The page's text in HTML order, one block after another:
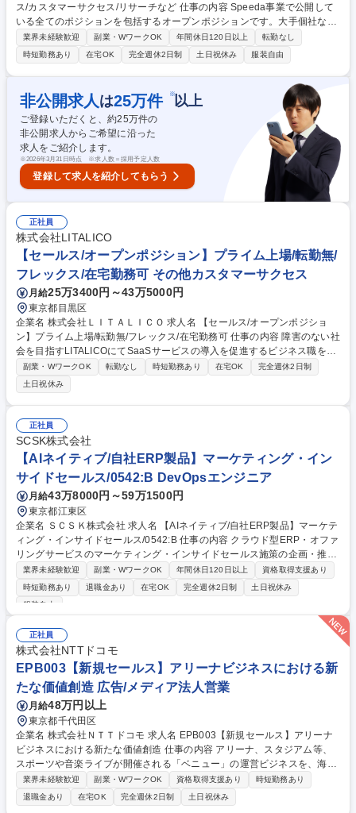
ス/カスタマーサクセス/リサーチなど 仕事の内容 Speeda事業で公開して
いる全てのポジションを包括するオープンポジションです。大手個社など
の顧客規模や業界に応じて担当Domainを決定しており、今までのご経験
に応じて最適なポジションをアサインいたします。 ※以下Domain/職種か
らマッチする求人をご提案させて頂きます。 【Domain】大企業アカウン
ト統括本部・セールス統括本部・カスタマーサクセス本部・インサイドセ
ールス本部・Expert Research本部・SaaS Marketing本部【職種につい
て】・アカウントエグゼクティブ・事業開発・フィールドセールス・イン
サイドセールス・カスタマーサクセス・マーケティング・コンサルタン
ト・リサーチ 募集職種 【SaaSオープンポジション】セールス/カスタマー
サクセス/リサーチなど
業界未経験歓迎 副業・WワークOK 年間休日120日以上
転勤なし
時短勤務あり
在宅OK 完全週休2日制 土日祝休み 服装自由
非公開求人 は25万件 ※以上
ご登録いただくと、約25万件の
非公開求人からご希望に沿った
求人をご紹介します。
※2026年3月31日時点 ※求人数＝採用予定人数
登録して求人を紹介してもらう
正社員
株式会社LITALICO
【セールス/オープンポジション】プライム上場/転勤無/
フレックス/在宅勤務可 その他カスタマーサクセス
月給25万3400円～43万5000円
東京都目黒区
企業名 株式会社ＬＩＴＡＬＩＣＯ 求人名 【セールス/オープンポジショ
ン】プライム上場/転勤無/フレックス/在宅勤務可 仕事の内容 障害のない社
会を目指すLITALICOにてSaaSサービスの導入を促進するビジネス職を募
集します。顧客開拓・顧客育成・活用支援のいずれかのポジションで社会
課題解決と事業成長に貢献していただきます。 福祉施設が抱える課題に対
し業界特化型のSaaS（クラウドで提供されるソフトウェア）を活用し、
業務効率化やサービス向上を支援■新規顧客への導入提案を行うフィール
ドセールス■見込み顧客の創出と育成を担うインサイドセールス■導入後の
定着・活用支援を行うカスタマーサクセスのいずれかに配属されます。困
難を抱える人と環境の両方にアプローチし、社会の障害をなくすプラット
フォーム事業のグロースに貢献頂きます。 募集職種 【セールス/オープン
ポジション】プライム上場/転勤無/フレックス/在宅勤務可
副業・WワークOK 転勤なし 時短勤務あり 在宅OK
完全週休2日制
土日祝休み
正社員
SCSK株式会社
【AIネイティブ/自社ERP製品】マーケティング・イン
サイドセールス/0542:B DevOpsエンジニア
月給43万8000円～59万1500円
東京都江東区
企業名 ＳＣＳＫ株式会社 求人名 【AIネイティブ/自社ERP製品】マーケテ
ィング・インサイドセールス/0542:B 仕事の内容 クラウド型ERP・オファ
リングサービスのマーケティング・インサイドセールス施策の企画・推進
をお任せします。ご希望を踏まえ将来的には施策の幅を広げたり、マネジ
メントや全体戦略に携わることができます。 ・オンライン施策:リスティ
ング、ディスプレイ、SNS広告/Webサイト分析、運営、コンテンツ制作/
施 ・オフライン施策:新聞、雑誌広告/リアルイベント企画、運営/Webセミ
ナー企画、運営/新規施策 ・インサイドセールス施策:コール、ナーチャリ
ング、営業連携/ホワイトペーパー・コラム制作/メルマガ企画・推進/外部
パートナー連携・マネジメント 募集職種 【AIネイティブ/自社ERP製品】
マーケティング・インサイドセールス/0542:B
業界未経験歓迎 副業・WワークOK 年間休日120日以上
資格取得支援あり
時短勤務あり
退職金あり 在宅OK 完全週休2日制
土日祝休み
服装自由
正社員
株式会社NTTドコモ
EPB003【新規セールス】アリーナビジネスにおける新
たな価値創造 広告/メディア法人営業
月給48万円以上
東京都千代田区
企業名 株式会社ＮＴＴドコモ 求人名 EPB003【新規セールス】アリーナ
ビジネスにおける新たな価値創造 仕事の内容 アリーナ、スタジアム等、
スポーツや音楽ライブが開催される「ベニュー」の運営ビジネスを、海外
のアリーナ運営事業者やスポーツコンテンツホルダー等との協業によって
立ち上げていくことがミッションです。 ・ドコモが運営管理するアリーナ
において、施設のスポンサー販売・営業業務の管理 ・ドコモが運営管理す
業界未経験歓迎 副業・WワークOK 資格取得支援あり
時短勤務あり
退職金あり
在宅OK 完全週休2日制 土日祝休み